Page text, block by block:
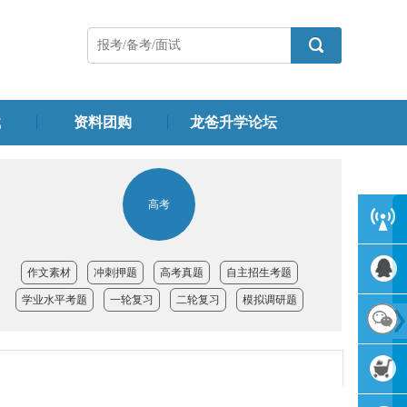
资料团购 龙爸升学论坛
高考
作文素材 冲刺押题 高考真题 自主招生考题
学业水平考题 一轮复习 二轮复习 模拟调研题
客服中
心
QQ交流
群
官方微